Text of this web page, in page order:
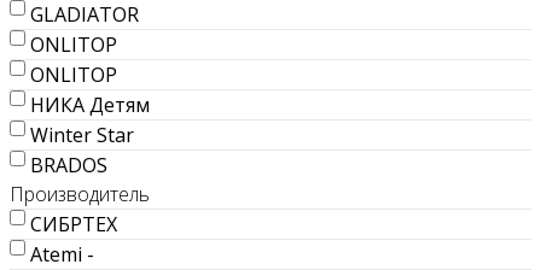
GLADIATOR
ONLITOP
ONLITOP
НИКА Детям
Winter Star
BRADOS
Производитель
СИБРТЕХ
Atemi -